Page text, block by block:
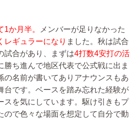
か月半。
メンバーが足りなかった
レギュラーになり ました。秋は試合
試合があり、まずは4打数4安打の活
勝ち進んで地区代表で公式戦に出ま
の名前が書いてありアナウンスもあ
台です。ベースを踏み忘れた経験が
スを気にしています。駆け引きもプ
ので色々な場面を想定して自分で動